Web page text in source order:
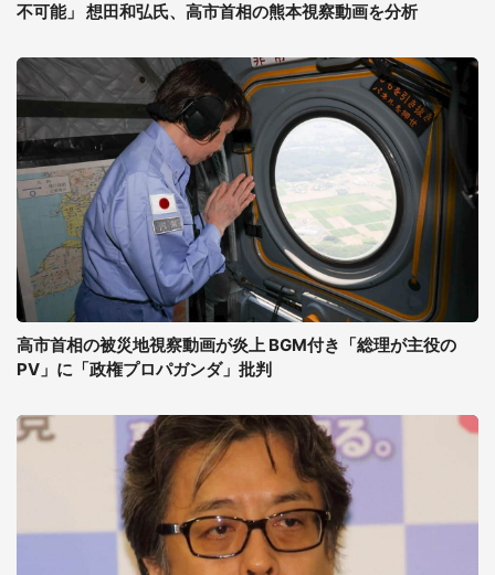
不可能」 想田和弘氏、高市首相の熊本視察動画を分析
高市首相の被災地視察動画が炎上 BGM付き「総理が主役の
PV」に「政権プロパガンダ」批判